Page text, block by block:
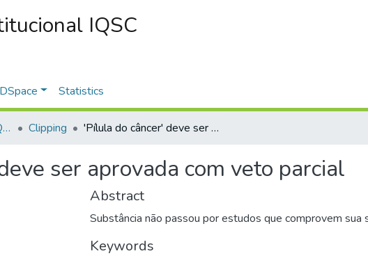
IQSC
Statistics
Repositório Institucional IQSC Clipping 'Pílula do câncer' deve ser aprovada com veto parcial
ser aprovada com veto parcial
Abstract
Substância não passou por estudos que comprovem sua
Keywords